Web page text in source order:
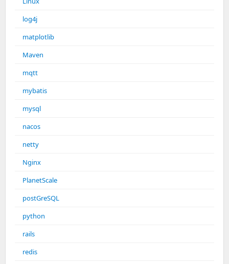
log4j
matplotlib
Maven
mqtt
mybatis
mysql
nacos
netty
Nginx
PlanetScale
postGreSQL
python
rails
redis